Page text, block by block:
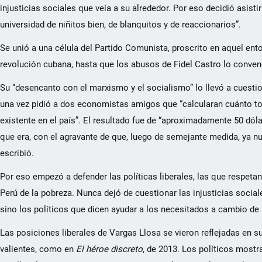
injusticias sociales que veía a su alrededor. Por eso decidió
universidad de niñitos bien, de blanquitos y de reaccionarios”.
Se unió a una célula del Partido Comunista, proscrito en aquel
revolución cubana, hasta que los abusos de Fidel Castro lo
Su “desencanto con el marxismo y el socialismo” lo llevó a
una vez pidió a dos economistas amigos que “calcularan cuánto
existente en el país”. El resultado fue de “aproximadamente 50
que era, con el agravante de que, luego de semejante medida, ya
escribió.
Por eso empezó a defender las políticas liberales, las que
Perú de la pobreza. Nunca dejó de cuestionar las injusticias
sino los políticos que dicen ayudar a los necesitados a cambio
Las posiciones liberales de Vargas Llosa se vieron reflejadas en
valientes, como en El héroe discreto, de 2013. Los políticos